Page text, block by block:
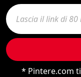
* Pintere.com